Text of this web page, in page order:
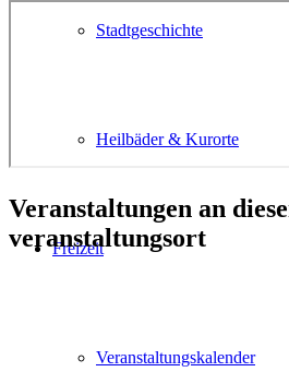
Stadtgeschichte
Heilbäder & Kurorte
Freizeit
Veranstaltungskalender
Veranstaltungen an
veranstaltungsort